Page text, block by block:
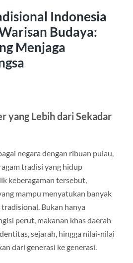
Indonesia
Budaya:
Menjaga
yang Lebih dari Sekadar
negara dengan ribuan pulau,
tradisi yang hidup
keberagaman tersebut,
mampu menyatukan banyak
Bukan hanya
perut, makanan khas daerah
sejarah, hingga nilai-nilai
dari generasi ke generasi.